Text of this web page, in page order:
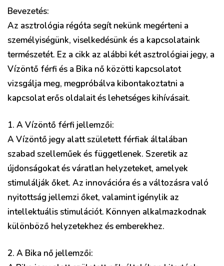
Bevezetés:
Az asztrológia régóta segít nekünk megérteni a
személyiségünk, viselkedésünk és a kapcsolataink
természetét. Ez a cikk az alábbi két asztrológiai jegy, a
Vízöntő férfi és a Bika nő közötti kapcsolatot
vizsgálja meg, megpróbálva kibontakoztatni a
kapcsolat erős oldalait és lehetséges kihívásait.
1. A Vízöntő férfi jellemzői:
A Vízöntő jegy alatt született férfiak általában
szabad szelleműek és függetlenek. Szeretik az
újdonságokat és váratlan helyzeteket, amelyek
stimulálják őket. Az innovációra és a változásra való
nyitottság jellemzi őket, valamint igénylik az
intellektuális stimulációt. Könnyen alkalmazkodnak
különböző helyzetekhez és emberekhez.
2. A Bika nő jellemzői: